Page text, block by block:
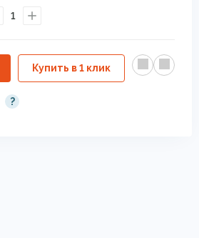
1
Купить в 1 клик
?